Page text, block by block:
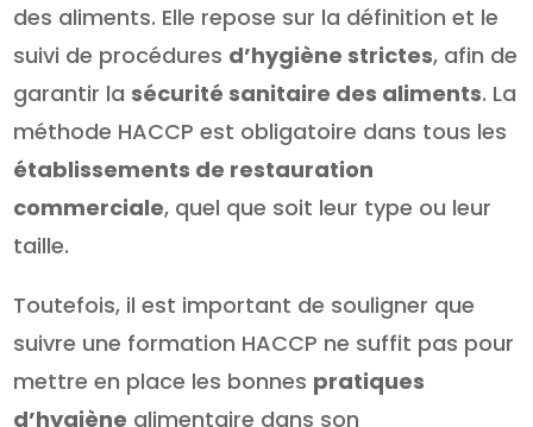
des aliments. Elle repose sur la définition et le
suivi de procédures d’hygiène strictes, afin de
garantir lasécurité sanitaire des aliments. La
méthode HACCP est obligatoire dans tous les
établissements de restauration
commerciale, quel que soit leur type ou leur
taille.
Toutefois, il est important de souligner que
suivre une formation HACCP ne suffit pas pour
mettre en place les bonnes pratiques
d’hygiène alimentaire dans son